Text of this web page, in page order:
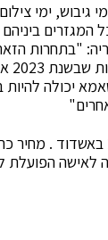
גיבוש, ימי
"בתחרות הזאת
יכולה
לאישה